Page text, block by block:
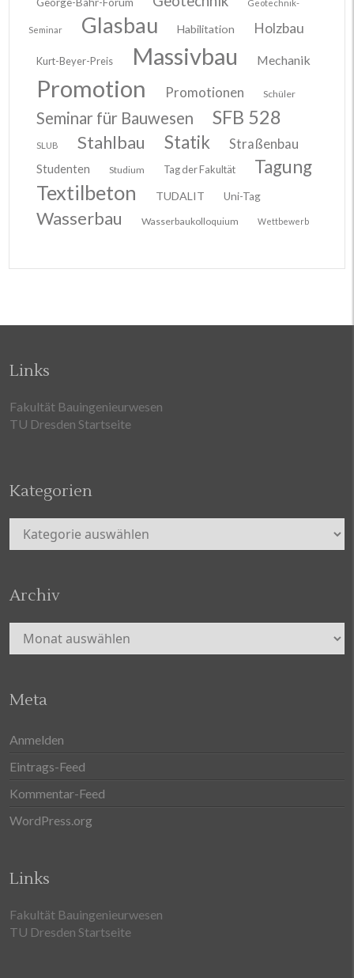
Geotechnik-
Seminar Glasbau Habilitation Holzbau
Kurt-Beyer-Preis Massivbau Mechanik
Promotion Promotionen Schüler
Seminar für Bauwesen SFB 528
SLUB Stahlbau Statik Straßenbau
Studenten Studium Tag der Fakultät Tagung
Textilbeton TUDALIT Uni-Tag
Wasserbau Wasserbaukolloquium Wettbewerb
Links
Fakultät Bauingenieurwesen
TU Dresden Startseite
Kategorien
Kategorien
Archiv
Archiv
Meta
Anmelden
Eintrags-Feed
Kommentar-Feed
WordPress.org
Links
Fakultät Bauingenieurwesen
TU Dresden Startseite